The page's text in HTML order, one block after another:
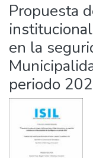
Documentos ▾
Propuesta
en la
periodo